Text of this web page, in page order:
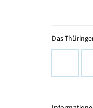
Das